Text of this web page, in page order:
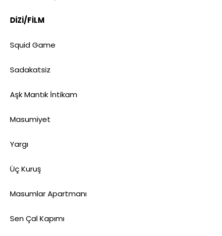
DİZİ/FİLM
Squid Game
Sadakatsiz
Aşk Mantık İntikam
Masumiyet
Yargı
Üç Kuruş
Masumlar Apartmanı
Sen Çal Kapımı